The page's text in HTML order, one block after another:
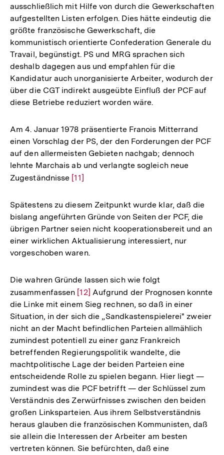
ausschließlich mit Hilfe von durch die Gewerkschaften
aufgestellten Listen erfolgen. Dies hätte eindeutig die
größte französische Gewerkschaft, die
kommunistisch orientierte Confederation Generale du
Travail, begünstigt. PS und MRG sprachen sich
deshalb dagegen aus und empfahlen für die
Kandidatur auch unorganisierte Arbeiter, wodurch der
über die CGT indirekt ausgeübte Einfluß der PCF auf
diese Betriebe reduziert worden wäre.
Am 4. Januar 1978 präsentierte Franois Mitterrand
einen Vorschlag der PS, der den Forderungen der PCF
auf den allermeisten Gebieten nachgab; dennoch
lehnte Marchais ab und verlangte sogleich neue
Zugeständnisse Zur
der
Fußnote
[11]
Spätestens zu diesem Zeitpunkt wurde klar, daß die
bislang angeführten Gründe von Seiten der PCF, die
übrigen Partner seien nicht kooperationsbereit und an
einer wirklichen Aktualisierung interessiert, nur
vorgeschoben waren.
Die wahren Gründe lassen sich wie folgt
zusammenfassen Zur
Auflösung
der
Fußnote
[12] Aufgrund der Prognosen konnte
die Linke mit einem Sieg rechnen, so daß in einer
Situation, in der sich die „Sandkastenspielerei" zweier
nicht an der Macht befindlichen Parteien allmählich
zumindest potentiell zu einer ganz Frankreich
betreffenden Regierungspolitik wandelte, die
machtpolitische Lage der beiden Parteien eine
entscheidende Rolle zu spielen begann. Hier liegt —
zumindest was die PCF betrifft — der Schlüssel zum
Verständnis des Zerwürfnisses zwischen den beiden
großen Linksparteien. Aus ihrem Selbstverständnis
heraus glauben die französischen Kommunisten, daß
sie allein die Interessen der Arbeiter am besten
vertreten können. Sie befürchten, daß eine